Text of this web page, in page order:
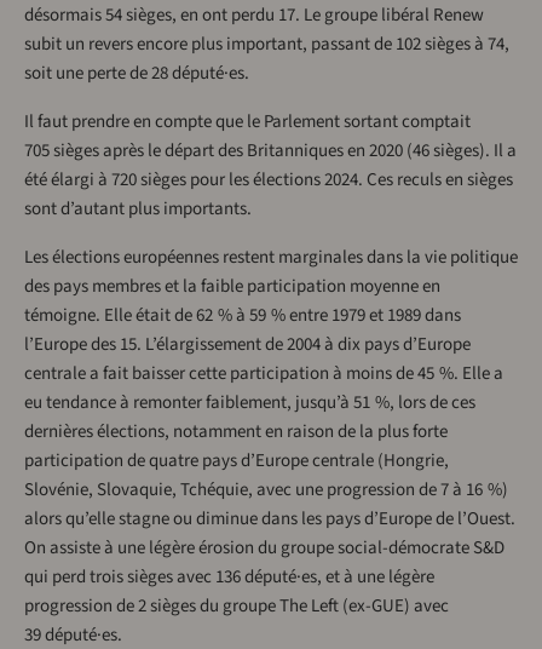
désormais 54 sièges, en ont perdu 17. Le groupe libéral Renew
subit un revers encore plus important, passant de 102 sièges à 74,
soit une perte de 28 député·es.
Il faut prendre en compte que le Parlement sortant comptait
705 sièges après le départ des Britanniques en 2020 (46 sièges). Il a
été élargi à 720 sièges pour les élections 2024. Ces reculs en sièges
sont d’autant plus importants.
Les élections européennes restent marginales dans la vie politique
des pays membres et la faible participation moyenne en
témoigne. Elle était de 62 % à 59 % entre 1979 et 1989 dans
l’Europe des 15. L’élargissement de 2004 à dix pays d’Europe
centrale a fait baisser cette participation à moins de 45 %. Elle a
eu tendance à remonter faiblement, jusqu’à 51 %, lors de ces
dernières élections, notamment en raison de la plus forte
participation de quatre pays d’Europe centrale (Hongrie,
Slovénie, Slovaquie, Tchéquie, avec une progression de 7 à 16 %)
alors qu’elle stagne ou diminue dans les pays d’Europe de l’Ouest.
On assiste à une légère érosion du groupe social-démocrate S&D
qui perd trois sièges avec 136 député·es, et à une légère
progression de 2 sièges du groupe The Left (ex-GUE) avec
39 député·es.